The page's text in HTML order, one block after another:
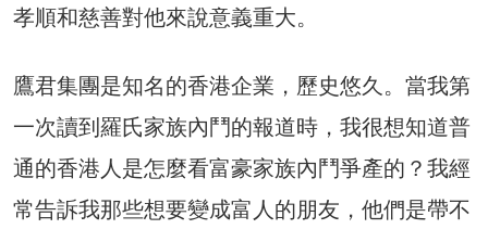
孝順和慈善對他來說意義重大。
鷹君集團是知名的香港企業，歷史悠久。當我第
一次讀到羅氏家族內鬥的報道時，我很想知道普
通的香港人是怎麼看富豪家族內鬥爭產的？我經
常告訴我那些想要變成富人的朋友，他們是帶不